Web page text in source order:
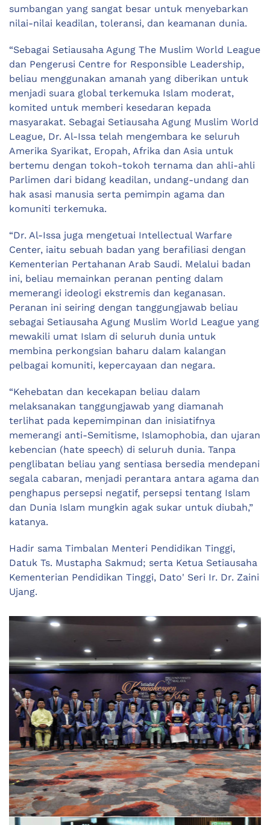
sumbangan yang sangat besar untuk menyebarkan
nilai-nilai keadilan, toleransi, dan keamanan dunia.
“Sebagai Setiausaha Agung The Muslim World League
dan Pengerusi Centre for Responsible Leadership,
beliau menggunakan amanah yang diberikan untuk
menjadi suara global terkemuka Islam moderat,
komited untuk memberi kesedaran kepada
masyarakat. Sebagai Setiausaha Agung Muslim World
League, Dr. Al-Issa telah mengembara ke seluruh
Amerika Syarikat, Eropah, Afrika dan Asia untuk
bertemu dengan tokoh-tokoh ternama dan ahli-ahli
Parlimen dari bidang keadilan, undang-undang dan
hak asasi manusia serta pemimpin agama dan
komuniti terkemuka.
“Dr. Al-Issa juga mengetuai Intellectual Warfare
Center, iaitu sebuah badan yang berafiliasi dengan
Kementerian Pertahanan Arab Saudi. Melalui badan
ini, beliau memainkan peranan penting dalam
memerangi ideologi ekstremis dan keganasan.
Peranan ini seiring dengan tanggungjawab beliau
sebagai Setiausaha Agung Muslim World League yang
mewakili umat Islam di seluruh dunia untuk
membina perkongsian baharu dalam kalangan
pelbagai komuniti, kepercayaan dan negara.
“Kehebatan dan kecekapan beliau dalam
melaksanakan tanggungjawab yang diamanah
terlihat pada kepemimpinan dan inisiatifnya
memerangi anti-Semitisme, Islamophobia, dan ujaran
kebencian (hate speech) di seluruh dunia. Tanpa
penglibatan beliau yang sentiasa bersedia mendepani
segala cabaran, menjadi perantara antara agama dan
penghapus persepsi negatif, persepsi tentang Islam
dan Dunia Islam mungkin agak sukar untuk diubah,”
katanya.
Hadir sama Timbalan Menteri Pendidikan Tinggi,
Datuk Ts. Mustapha Sakmud; serta Ketua Setiausaha
Kementerian Pendidikan Tinggi, Dato' Seri Ir. Dr. Zaini
Ujang.